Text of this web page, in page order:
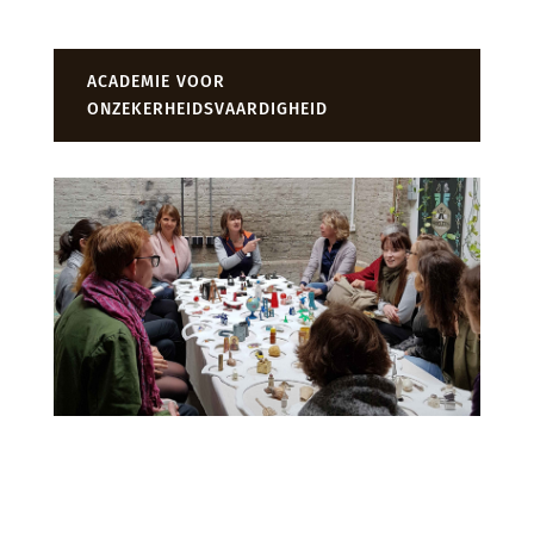
ACADEMIE VOOR
ONZEKERHEIDSVAARDIGHEID